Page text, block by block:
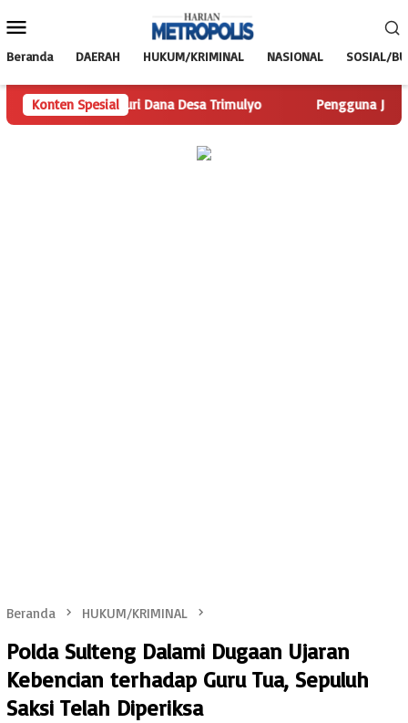
ke
Mobile
Beranda DAERAH HUKUM/KRIMINAL NASIONAL SOSIAL/
Konten Spesial
Telusuri Dana Desa Trimulyo Pengguna Jalan
Beranda HUKUM/KRIMINAL
Polda Sulteng Dalami Dugaan Ujaran
Kebencian terhadap Guru Tua, Sepuluh
Saksi Telah Diperiksa